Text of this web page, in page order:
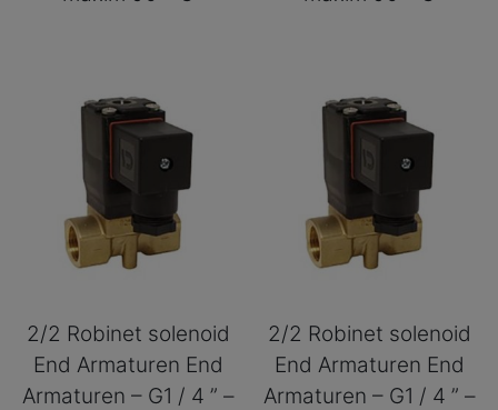
2/2 Robinet solenoid
End Armaturen End
Armaturen – G1 / 4 ” –
2/2 Robinet solenoid
End Armaturen End
Armaturen – G1 / 4 ” –